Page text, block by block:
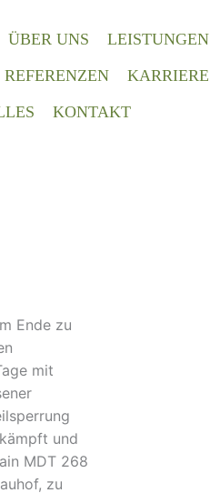
ÜBER UNS
LEISTUNGEN
REFERENZEN
KARRIERE
KONTAKT
Ende zu
mit
und
MDT 268
zu